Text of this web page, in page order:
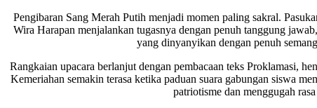
Pengibaran Sang Merah Putih menjadi momen paling sakral.
Wira Harapan menjalankan tugasnya dengan penuh tanggung
yang dinyanyikan dengan penuh
Rangkaian upacara berlanjut dengan pembacaan teks Proklamasi,
Kemeriahan semakin terasa ketika paduan suara gabungan siswa
patriotisme dan menggugah